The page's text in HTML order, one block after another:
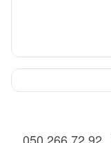
050 266 72 92